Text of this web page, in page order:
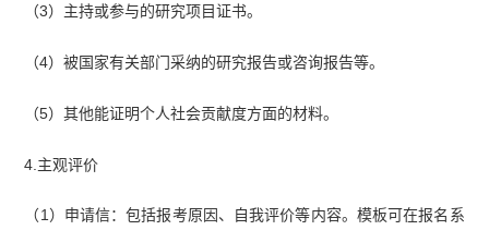
（3）主持或参与的研究项目证书。
（4）被国家有关部门采纳的研究报告或咨询报告等。
（5）其他能证明个人社会贡献度方面的材料。
4.主观评价
（1）申请信：包括报考原因、自我评价等内容。模板可在报名系